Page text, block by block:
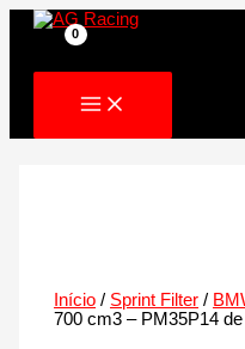
Skip
Início / Sprint Filter /
700 cm3 – PM35P14